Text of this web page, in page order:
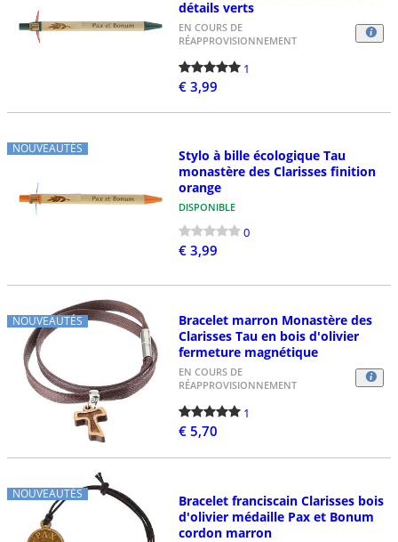
détails verts
EN COURS DE
RÉAPPROVISIONNEMENT
1
€ 3,99
NOUVEAUTÉS
Stylo à bille écologique Tau
monastère des Clarisses finition
orange
DISPONIBLE
0
€ 3,99
NOUVEAUTÉS
Bracelet marron Monastère des
Clarisses Tau en bois d'olivier
fermeture magnétique
EN COURS DE
RÉAPPROVISIONNEMENT
1
€ 5,70
NOUVEAUTÉS
Bracelet franciscain Clarisses bois
d'olivier médaille Pax et Bonum
cordon marron